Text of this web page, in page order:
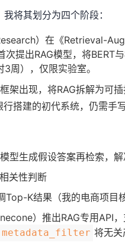
将其划分为四个阶段：
）在《Retrieval-
提出RAG模型，将BERT
周），仅限实验室。
架出现，将RAG拆解为可
搭建的初代系统，仍需手
型生成假设答案再检索，
关性判断
K结果（我的电商项目
）推出RAG专用API
metadata_filter 将无